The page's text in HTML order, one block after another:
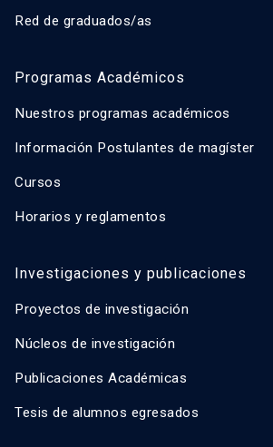
Red de graduados/as
Programas Académicos
Nuestros programas académicos
Información Postulantes de magíster
Cursos
Horarios y reglamentos
Investigaciones y publicaciones
Proyectos de investigación
Núcleos de investigación
Publicaciones Académicas
Tesis de alumnos egresados